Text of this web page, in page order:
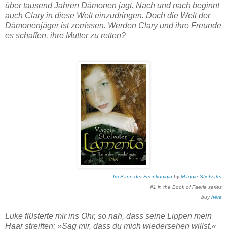
über tausend Jahren Dämonen jagt. Nach und nach beginnt
auch Clary in diese Welt einzudringen. Doch die Welt der
Dämonenjäger ist zerrissen. Werden Clary und ihre Freunde
es schaffen, ihre Mutter zu retten?
Im Bann der Feenkönigin byMaggie Stiefvater
#1 in the Book of Faerie series
buyhere
Luke flüsterte mir ins Ohr, so nah, dass seine Lippen mein
Haar streiften: »Sag mir, dass du mich wiedersehen willst.«